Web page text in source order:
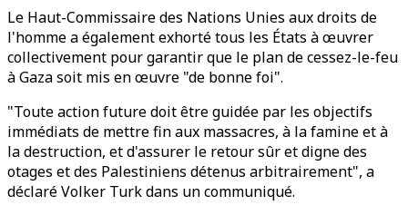
Le Haut-Commissaire des Nations Unies aux droits de
l'homme a également exhorté tous les États à œuvrer
collectivement pour garantir que le plan de cessez-le-feu
à Gaza soit mis en œuvre "de bonne foi".
"Toute action future doit être guidée par les objectifs
immédiats de mettre fin aux massacres, à la famine et à
la destruction, et d'assurer le retour sûr et digne des
otages et des Palestiniens détenus arbitrairement", a
déclaré Volker Turk dans un communiqué.